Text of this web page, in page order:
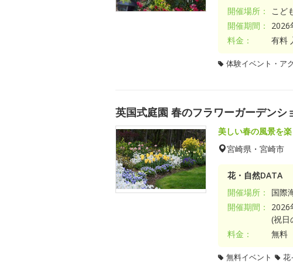
開催場所：
こど
開催期間：
2026
料金：
有料
体験イベント・ア
英国式庭園 春のフラワーガーデンシ
美しい春の風景を
宮崎県・宮崎市
花・自然DATA
開催場所：
国際
開催期間：
2026
(祝日
料金：
無料
無料イベント 花